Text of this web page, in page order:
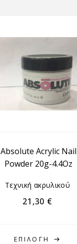
ΕΠΙΛΟΓΉ
Absolute Acrylic Nail
Powder 20g-4.4Oz
Τεχνική ακρυλικού
21,30 €